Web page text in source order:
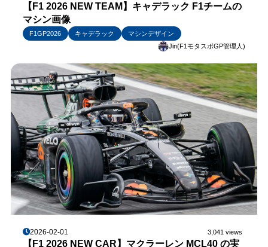
【F1 2026 NEW TEAM】キャデラック F1チームの
マシン画像
F1GP2026 キャデラック
マシンデザイン
Jin(F1モタスポGP管理人)
2026-02-01 3,041 views
【F1 2026 NEW CAR】マクラーレン MCL40 の実